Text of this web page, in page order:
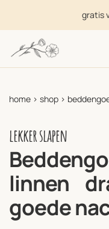
gratis
home > shop >
lekker slapen
linnen
goede